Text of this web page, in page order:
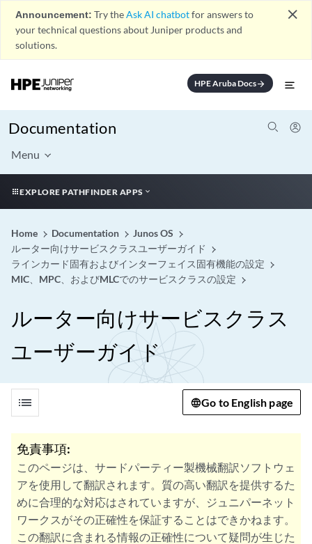
Announcement: Try theAsk AI chatbotfor answers to
your technical questions about Juniper products and
solutions.
close
HPE Aruba Docsarrow_forward
Documentation
Menu
EXPLORE PATHFINDER APPS
Home Documentation
Junos OS
ルーター向けサービスクラスユーザーガイド
ラインカード固有およびインターフェイス固有機能の設定
MIC、MPC、およびMLCでのサービスクラスの設定
ルーター向けサービスクラス
ユーザーガイド
list Go to English page
免責事項:
このページは、サードパーティー製機械翻訳ソフトウェ
アを使用して翻訳されます。質の高い翻訳を提供するた
めに合理的な対応はされていますが、ジュニパーネット
ワークスがその正確性を保証することはできかねます。
この翻訳に含まれる情報の正確性について疑問が生じた